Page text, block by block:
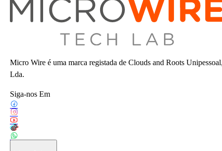
Micro Wire é uma marca registada de Clouds and Roots
Lda.
Siga-nos Em